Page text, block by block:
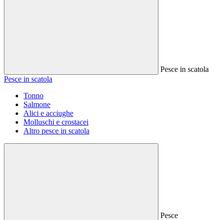
Pesce in scatola
Pesce in scatola
Tonno
Salmone
Alici e acciughe
Molluschi e crostacei
Altro pesce in scatola
Pesce